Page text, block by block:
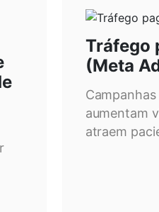
Tráfego
(Meta
aumentam
atraem